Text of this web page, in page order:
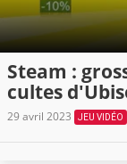
Steam :
cultes
29 avril 2023 JEU VIDÉO